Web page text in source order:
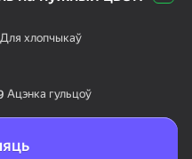
Для хлопчыкаў
Ацэнка гульцоў